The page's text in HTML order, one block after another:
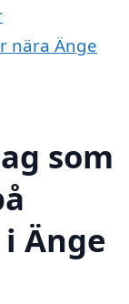
nära Änge
som
Änge